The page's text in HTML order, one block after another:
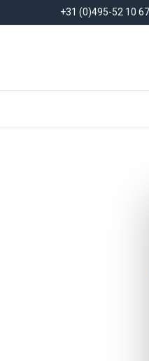
+31 (0)495-52 10 67